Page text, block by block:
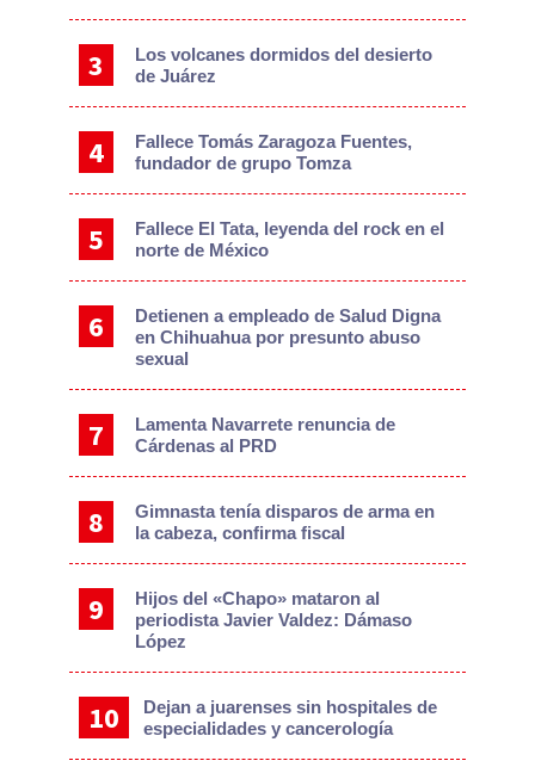
Los volcanes dormidos del desierto
de Juárez
Fallece Tomás Zaragoza Fuentes,
fundador de grupo Tomza
Fallece El Tata, leyenda del rock en el
norte de México
Detienen a empleado de Salud Digna
en Chihuahua por presunto abuso
sexual
Lamenta Navarrete renuncia de
Cárdenas al PRD
Gimnasta tenía disparos de arma en
la cabeza, confirma fiscal
Hijos del «Chapo» mataron al
periodista Javier Valdez: Dámaso
López
Dejan a juarenses sin hospitales de
especialidades y cancerología